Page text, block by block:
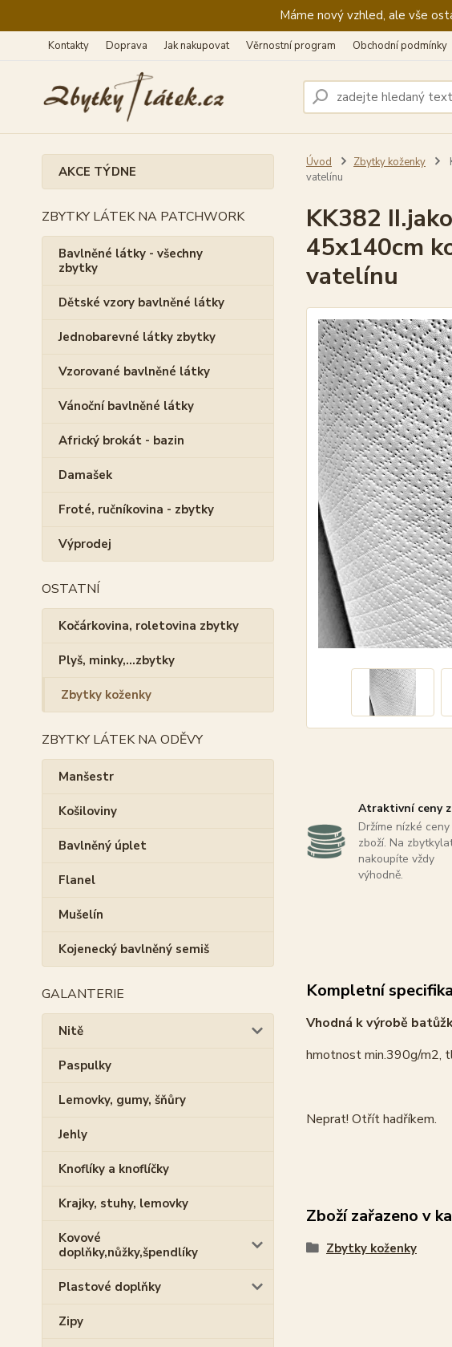
Máme nový vzhled, ale vše
Kontakty Doprava Jak nakupovat Věrnostní program Obchodní podmínky
AKCE TÝDNE
ZBYTKY LÁTEK NA PATCHWORK
Bavlněné látky - všechny
zbytky
Dětské vzory bavlněné látky
Jednobarevné látky zbytky
Vzorované bavlněné látky
Vánoční bavlněné látky
Africký brokát - bazin
Damašek
Froté, ručníkovina - zbytky
Výprodej
OSTATNÍ
Kočárkovina, roletovina zbytky
Plyš, minky,...zbytky
Zbytky koženky
ZBYTKY LÁTEK NA ODĚVY
Manšestr
Košiloviny
Bavlněný úplet
Flanel
Mušelín
Kojenecký bavlněný semiš
GALANTERIE
Nitě
Paspulky
Lemovky, gumy, šňůry
Jehly
Knoflíky a knoflíčky
Krajky, stuhy, lemovky
Kovové
doplňky,nůžky,špendlíky
Plastové doplňky
Zipy
Úvod Zbytky koženky
vatelínu
KK382
45x140cm
vatelínu
Atraktivní ceny
Držíme nízké ceny
zboží. Na
nakoupíte vždy
výhodně.
Kompletní
Vhodná k výrobě
hmotnost min.390g/m2,
Neprat! Otřít hadříkem.
Zboží zařazeno v
Zbytky koženky